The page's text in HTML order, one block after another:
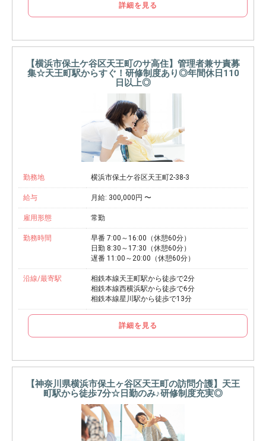
詳細を見る
【横浜市保土ケ谷区天王町のサ高住】管理者兼サ責募
集☆天王町駅からすぐ！研修制度あり◎年間休日110
日以上◎
勤務地 横浜市保土ケ谷区天王町2-38-3
給与 月給: 300,000円 〜
雇用形態 常勤
勤務時間
早番 7:00～16:00（休憩60分）
日勤 8:30～17:30（休憩60分）
遅番 11:00～20:00（休憩60分）
沿線/最寄駅
相鉄本線天王町駅から徒歩で2分
相鉄本線西横浜駅から徒歩で6分
相鉄本線星川駅から徒歩で13分
詳細を見る
【神奈川県横浜市保土ヶ谷区天王町の訪問介護】天王
町駅から徒歩7分☆日勤のみ♪研修制度充実◎